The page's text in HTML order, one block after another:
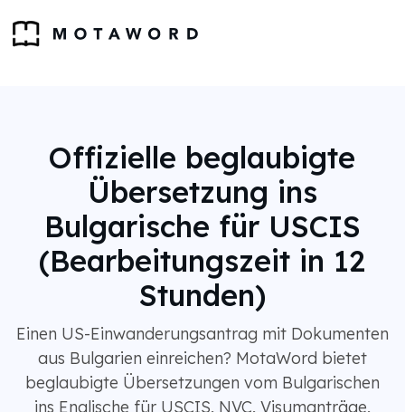
Offizielle beglaubigte
Übersetzung ins
Bulgarische für USCIS
(Bearbeitungszeit in 12
Stunden)
Einen US-Einwanderungsantrag mit Dokumenten
aus Bulgarien einreichen? MotaWord bietet
beglaubigte Übersetzungen vom Bulgarischen
ins Englische für USCIS, NVC, Visumanträge,